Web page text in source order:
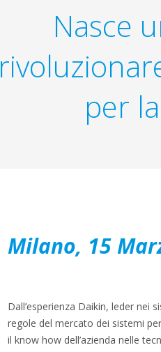
Nasce
per
Milano, 15
Dall’esperienza Daikin, leder nei
regole del mercato dei sistemi
il know how dell’azienda nelle